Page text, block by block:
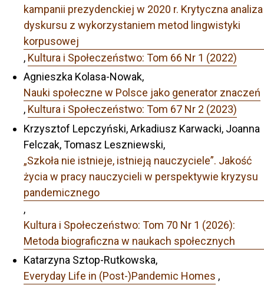
kampanii prezydenckiej w 2020 r. Krytyczna analiza
dyskursu z wykorzystaniem metod lingwistyki
korpusowej
, Kultura i Społeczeństwo: Tom 66 Nr 1 (2022)
Agnieszka Kolasa-Nowak,
Nauki społeczne w Polsce jako generator znaczeń
, Kultura i Społeczeństwo: Tom 67 Nr 2 (2023)
Krzysztof Lepczyński, Arkadiusz Karwacki, Joanna
Felczak, Tomasz Leszniewski,
„Szkoła nie istnieje, istnieją nauczyciele”. Jakość
życia w pracy nauczycieli w perspektywie kryzysu
pandemicznego
,
Kultura i Społeczeństwo: Tom 70 Nr 1 (2026):
Metoda biograficzna w naukach społecznych
Katarzyna Sztop-Rutkowska,
Everyday Life in (Post-)Pandemic Homes ,